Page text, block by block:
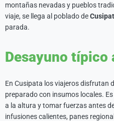
montañas nevadas y pueblos
viaje, se llega al poblado de
parada.
Desayuno típico
En Cusipata los viajeros disfrutan
preparado con insumos locales.
a la altura y tomar fuerzas antes
infusiones calientes, panes